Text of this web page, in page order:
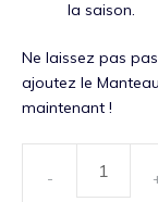
la saison.
Ne laissez pas
ajoutez le
maintenant !